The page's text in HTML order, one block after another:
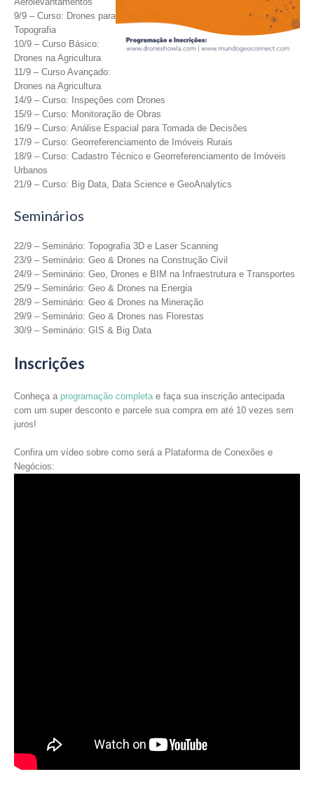
9/9 – Curso: Drones para
Topografia
10/9 – Curso Básico:
Drones na Agricultura
11/9 – Curso Avançado:
Drones na Agricultura
14/9 – Curso: Inspeções com Drones
15/9 – Curso: Monitoração de Obras
16/9 – Curso: Análise Espacial para Tomada de Decisões
17/9 – Curso: Georreferenciamento de Imóveis Rurais
18/9 – Curso: Cadastro Técnico e Georreferenciamento de Imóveis
Urbanos
21/9 – Curso: Big Data, Data Science e GeoAnalytics
Seminários
22/9 – Seminário: Topografia 3D e Laser Scanning
23/9 – Seminário: Geo & Drones na Construção Civil
24/9 – Seminário: Geo, Drones e BIM na Infraestrutura e Transportes
25/9 – Seminário: Geo & Drones na Energia
28/9 – Seminário: Geo & Drones na Mineração
29/9 – Seminário: Geo & Drones nas Florestas
30/9 – Seminário: GIS & Big Data
Inscrições
Conheça a programação completae faça sua inscrição antecipada
com um super desconto e parcele sua compra em até 10 vezes sem
juros!
Confira um vídeo sobre como será a Plataforma de Conexões e
Negócios: